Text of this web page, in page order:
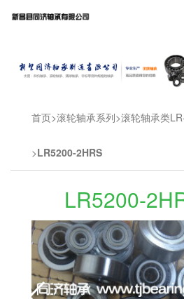
首页 滚轮轴承系列 滚轮轴承类
LR5200-2HRS
LR5200-